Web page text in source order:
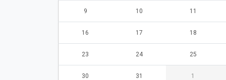
9 10 11
16 17 18
23 24 25
30 31 1